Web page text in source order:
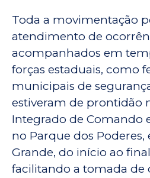
Toda a movimentação
atendimento de
acompanhados em
forças estaduais, como
municipais de
estiveram de prontidão
Integrado de Comando
no Parque dos
Grande, do início ao
facilitando a tomada de